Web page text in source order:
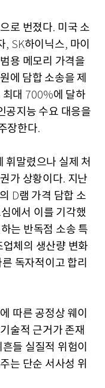
로 번졌다. 미국 소
, SK하이닉스, 마이
용 메모리 가격을
에 담합 소송을 제
대 700%에 달하
공지능 수요 대응을
장한다.
휘말렸으나 실제 처
가 상황이다. 지난
D램 가격 담합 소
에서 이를 기각했
는 반독점 소송 특
업체의 생산량 변화
독자적이고 합리
따른 공정상 웨이
술적 근거가 존재
들 실질적 위험이
는 단순 서사성 위